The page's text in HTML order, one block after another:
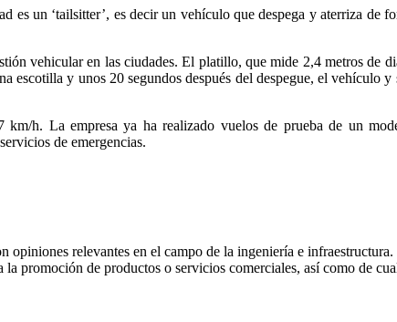
un ‘tailsitter’, es decir un vehículo que despega y aterriza de
vehicular en las ciudades. El platillo, que mide 2,4 metros de
escotilla y unos 20 segundos después del despegue, el vehículo
h. La empresa ya ha realizado vuelos de prueba de un
de emergencias.
relevantes en el campo de la ingeniería e infraestructura.
promoción de productos o servicios comerciales, así como de